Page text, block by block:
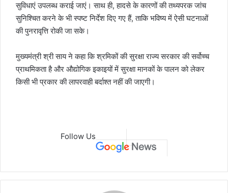
सुविधाएं उपलब्ध कराई जाएं। साथ ही, हादसे के कारणों की तथ्यपरक जांच
सुनिश्चित करने के भी स्पष्ट निर्देश दिए गए हैं, ताकि भविष्य में ऐसी घटनाओं
की पुनरावृत्ति रोकी जा सके।
मुख्यमंत्री श्री साय ने कहा कि श्रमिकों की सुरक्षा राज्य सरकार की सर्वोच्च
प्राथमिकता है और औद्योगिक इकाइयों में सुरक्षा मानकों के पालन को लेकर
किसी भी प्रकार की लापरवाही बर्दाश्त नहीं की जाएगी।
Follow Us